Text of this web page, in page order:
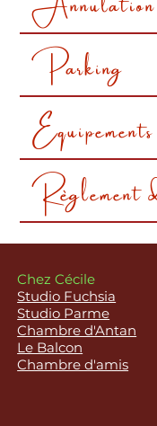
Vous trouverez ci-
sur nos locations
Parking
Equipements
Règlement
Chez Cécile
Studio Fuchsia
Studio Parme
Chambre d'Antan
Le Balcon
Chambre d'amis